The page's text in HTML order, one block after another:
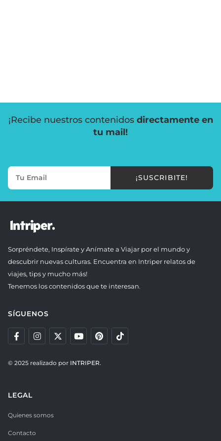
¡Recibe nuestros contenidos directamente en
tu mail!
¡SUSCRIBITE!
Sorpréndete, Inspírate y Anímate a Viajar por el mundo y
descubrir nuevas culturas. Encuentra en Intriper relatos de
viajes, tips y mucho más!
Tenemos los contenidos que te interesan.
SÍGUENOS
© 2025 realizado por INTRIPER.
LEGAL
Quienes somos
Contacto